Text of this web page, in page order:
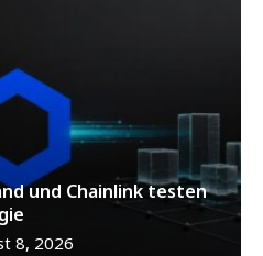
und Chainlink testen
8, 2026